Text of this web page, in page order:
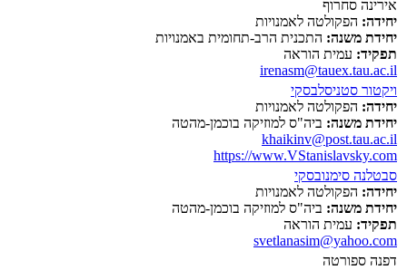
אירינה סחרוף
יחידה: הפקולטה לאמנויות
יחידת משנה: התכנית הרב-תחומית באמנויות
תפקיד: עמית הוראה
irenasm@tauex.tau.ac.il
ויקטור סטניסלבסקי
יחידה: הפקולטה לאמנויות
יחידת משנה: ביה"ס למוזיקה בוכמן-מהטה
khaikinv@post.tau.ac.il
https://www.VStanislavsky.com
סבטלנה סימנובסקי
יחידה: הפקולטה לאמנויות
יחידת משנה: ביה"ס למוזיקה בוכמן-מהטה
תפקיד: עמית הוראה
svetlanasim@yahoo.com
דפנה ספורטה